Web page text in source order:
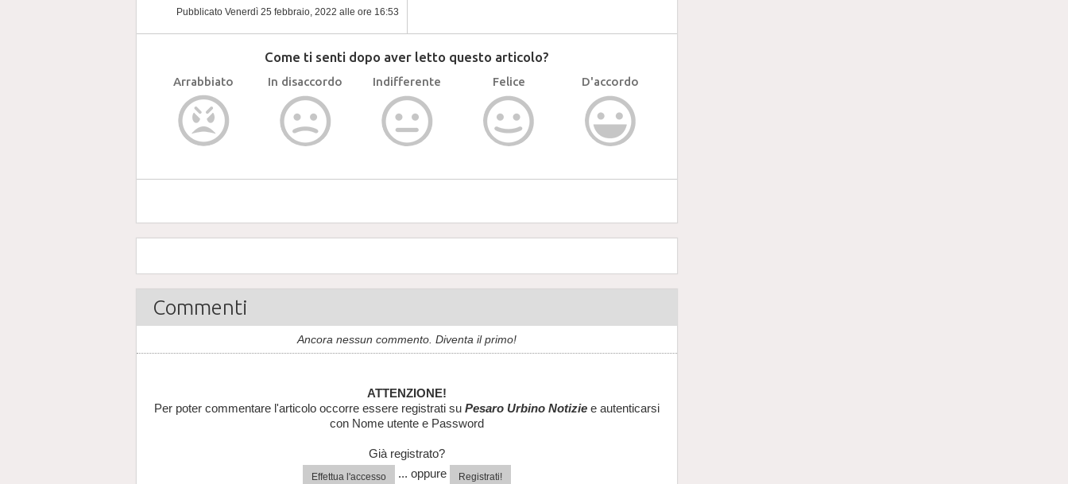
Pubblicato Venerdì 25 febbraio, 2022 alle ore 16:53
Come ti senti dopo aver letto questo articolo?
Arrabbiato In disaccordo Indifferente Felice D'accordo
Commenti
Ancora nessun commento. Diventa il primo!
ATTENZIONE!
Per poter commentare l'articolo occorre essere registrati su Pesaro Urbino Notizie e autenticarsi
con Nome utente e Password
Già registrato?
Effettua l'accesso ... oppure Registrati!